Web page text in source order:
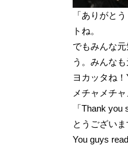
「ありがと
トね。
でもみんな
う。みんな
ヨカッタね
メチャメチ
「Thank
とうござい
You guys